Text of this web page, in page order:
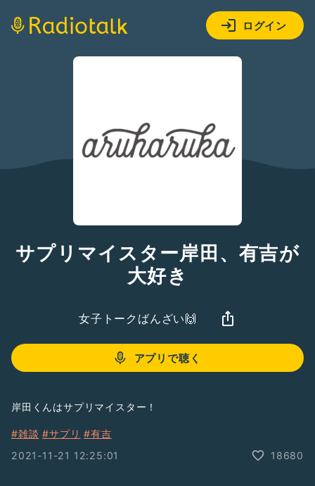
ログイン
サプリマイスター岸田、有吉が
大好き
女子トークばんざい🙌
アプリで聴く
岸田くんはサプリマイスター！
#雑談 #サプリ #有吉
2021-11-21 12:25:01
18680